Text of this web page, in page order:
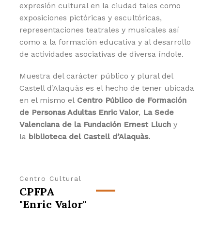
expresión cultural en la ciudad tales como
exposiciones pictóricas y escultóricas,
representaciones teatrales y musicales así
como a la formación educativa y al desarrollo
de actividades asociativas de diversa índole.
Muestra del carácter público y plural del
Castell d’Alaquàs es el hecho de tener ubicada
en el mismo el Centro Público de Formación
de Personas Adultas Enric Valor, La Sede
Valenciana de la Fundación Ernest Lluch y
la biblioteca del Castell d’Alaquàs.
Centro Cultural
CPFPA
"Enric Valor"